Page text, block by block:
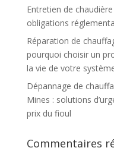
Entretien de
obligations
Réparation de
pourquoi choisir un
la vie de votre
Dépannage de
Mines : solutions
prix du fioul
Commentaires